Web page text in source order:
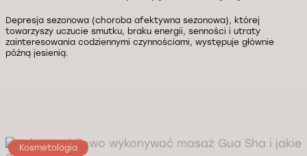
Depresja sezonowa (choroba afektywna sezonowa), której
towarzyszy uczucie smutku, braku energii, senności i utraty
zainteresowania codziennymi czynnościami, występuje głównie
późną jesienią.
Kosmetologia